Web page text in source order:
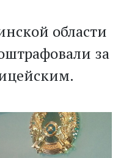
области
за